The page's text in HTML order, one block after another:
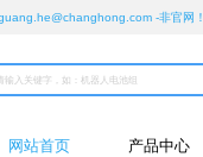
-非官网！
网站首页 产品中心